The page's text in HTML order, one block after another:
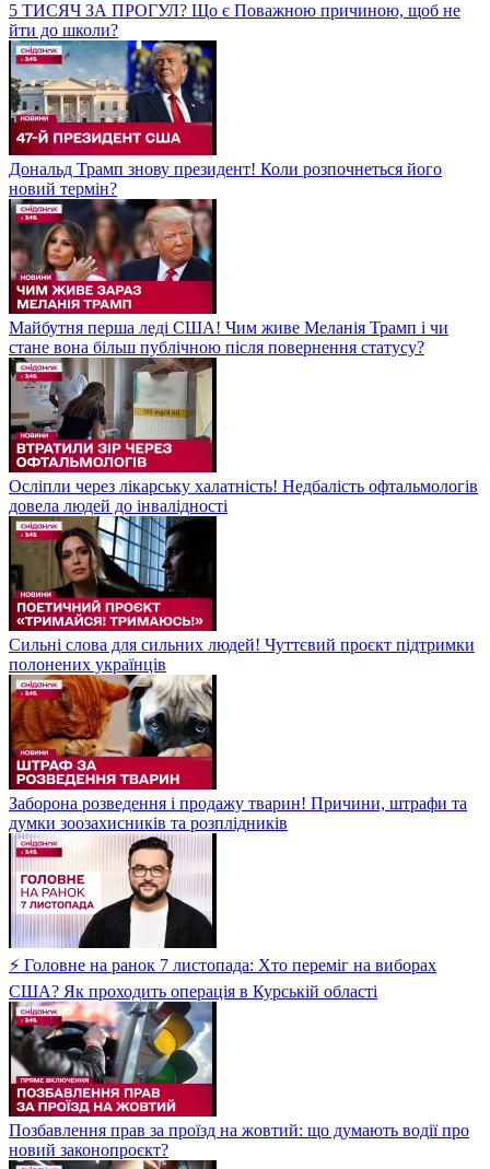
5 ТИСЯЧ ЗА ПРОГУЛ? Що є Поважною причиною, щоб не
йти до школи?
Дональд Трамп знову президент! Коли розпочнеться його
новий термін?
Майбутня перша леді США! Чим живе Меланія Трамп і чи
стане вона більш публічною після повернення статусу?
Осліпли через лікарську халатність! Недбалість офтальмологів
довела людей до інвалідності
Сильні слова для сильних людей! Чуттєвий проєкт підтримки
полонених українців
Заборона розведення і продажу тварин! Причини, штрафи та
думки зоозахисників та розплідників
⚡ Головне на ранок 7 листопада: Хто переміг на виборах
США? Як проходить операція в Курській області
Позбавлення прав за проїзд на жовтий: що думають водії про
новий законопроєкт?